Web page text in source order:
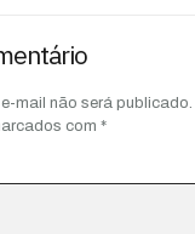
mail não será publicado.
com *